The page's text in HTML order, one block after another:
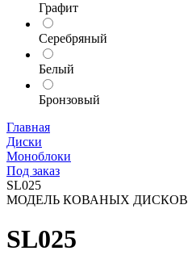
Графит
Серебряный
Белый
Бронзовый
Главная
Диски
Моноблоки
Под заказ
SL025
МОДЕЛЬ КОВАНЫХ ДИСКОВ
SL025